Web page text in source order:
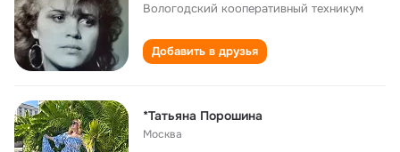
Вологодский кооперативный техникум
Добавить в друзья
*Татьяна Порошина
Москва